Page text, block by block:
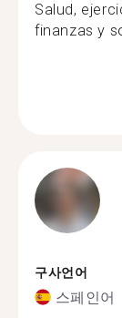
Salud,
finanzas y
구사언어
스페인어